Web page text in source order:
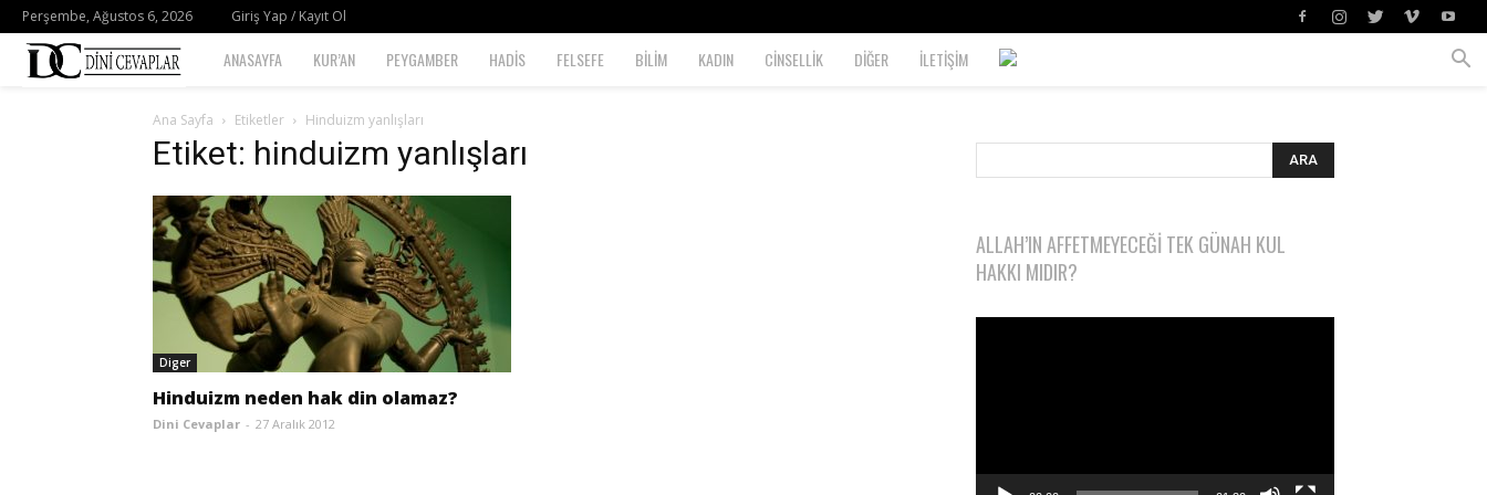
Perşembe, Ağustos 6, 2026 Giriş Yap / Kayıt Ol
Dini
Cevaplar
ANASAYFA KUR’AN PEYGAMBER HADİS FELSEFE BİLİM KADIN CİNSELLİK DİĞER İLETİŞİM
Ana Sayfa Etiketler Hinduizm yanlışları
Etiket: hinduizm yanlışları
Diger
Hinduizm neden hak din olamaz?
Dini Cevaplar - 27 Aralık 2012
ALLAH’IN AFFETMEYECEĞI TEK GÜNAH KUL
HAKKI MIDIR?